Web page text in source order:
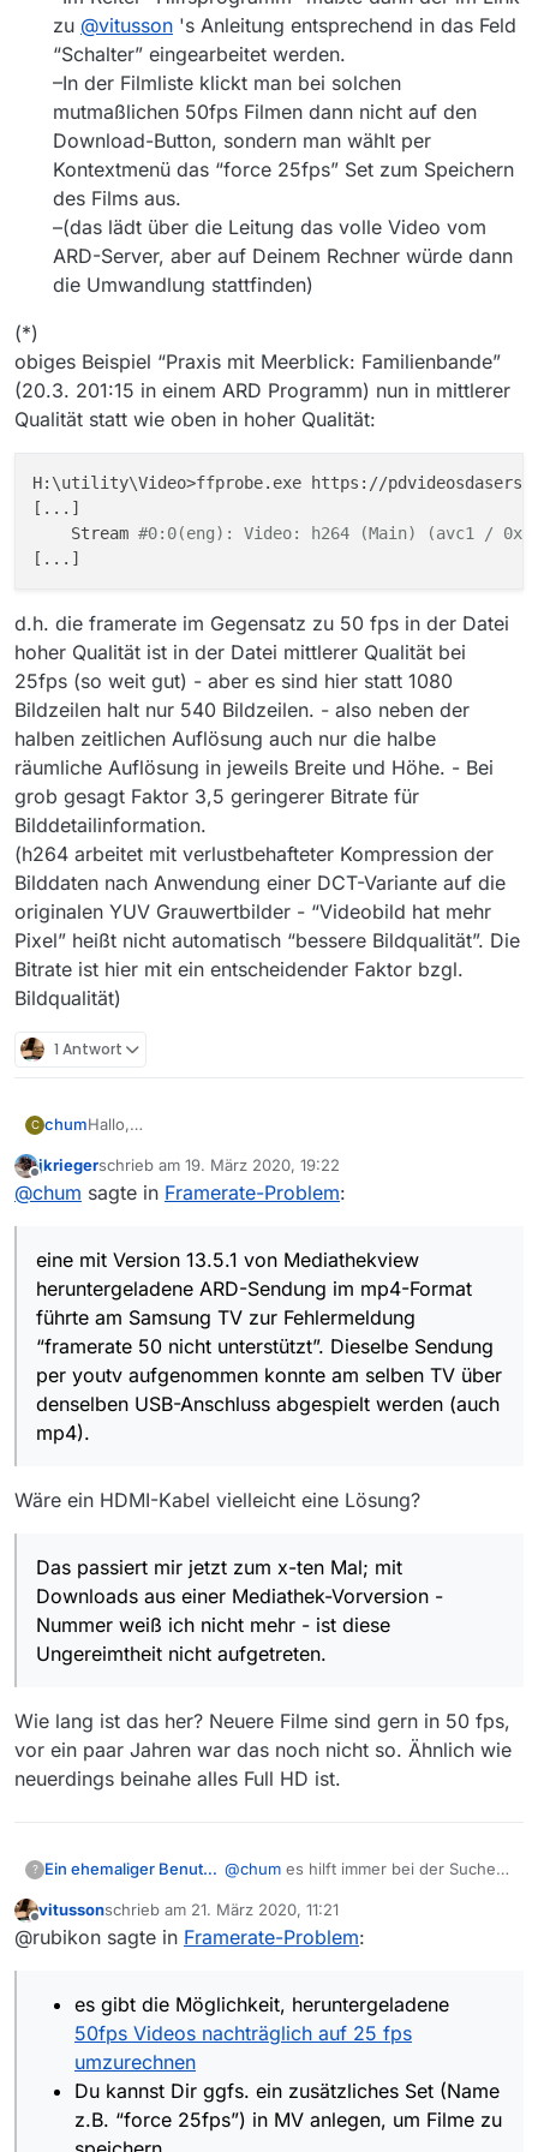
zu @vitusson 's Anleitung entsprechend in das Feld
“Schalter” eingearbeitet werden.
–In der Filmliste klickt man bei solchen
mutmaßlichen 50fps Filmen dann nicht auf den
Download-Button, sondern man wählt per
Kontextmenü das “force 25fps” Set zum Speichern
des Films aus.
–(das lädt über die Leitung das volle Video vom
ARD-Server, aber auf Deinem Rechner würde dann
die Umwandlung stattfinden)
(*)
obiges Beispiel “Praxis mit Meerblick: Familienbande”
(20.3. 201:15 in einem ARD Programm) nun in mittlerer
Qualität statt wie oben in hoher Qualität:
H:\utility\Video>ffprobe.exe https://pdvideosdaserste-
[...]
    Stream
#0:0(eng): Video: h264 (Main) (avc1 /
d.h. die framerate im Gegensatz zu 50 fps in der Datei
hoher Qualität ist in der Datei mittlerer Qualität bei
25fps (so weit gut) - aber es sind hier statt 1080
Bildzeilen halt nur 540 Bildzeilen. - also neben der
halben zeitlichen Auflösung auch nur die halbe
räumliche Auflösung in jeweils Breite und Höhe. - Bei
grob gesagt Faktor 3,5 geringerer Bitrate für
Bilddetailinformation.
(h264 arbeitet mit verlustbehafteter Kompression der
Bilddaten nach Anwendung einer DCT-Variante auf die
originalen YUV Grauwertbilder - “Videobild hat mehr
Pixel” heißt nicht automatisch “bessere Bildqualität”. Die
Bitrate ist hier mit ein entscheidender Faktor bzgl.
Bildqualität)
1 Antwort
C chumHallo,
heruntergeladene ARD-Sendung im mp4-Format führte
am Samsung TV zur Fehlermeldung “framerate 50 nicht
abgespielt werden (auch mp4). Das passiert mir jetzt
zum x-ten Mal; mit Downloads aus einer Mediathek-
Vorversion - Nummer weiß ich nicht mehr - ist diese
Ungereimtheit nicht aufgetreten. Wo liegt der Fehler,
und kann ich ihn beheben?
Danke für guten Rat!
Offline
jkriegerschrieb am 19. März 2020, 19:22
zuletzt editiert von
@chum sagte in Framerate-Problem:
eine mit Version 13.5.1 von Mediathekview
heruntergeladene ARD-Sendung im mp4-Format
führte am Samsung TV zur Fehlermeldung
“framerate 50 nicht unterstützt”. Dieselbe Sendung
per youtv aufgenommen konnte am selben TV über
denselben USB-Anschluss abgespielt werden (auch
mp4).
Wäre ein HDMI-Kabel vielleicht eine Lösung?
Das passiert mir jetzt zum x-ten Mal; mit
Downloads aus einer Mediathek-Vorversion -
Nummer weiß ich nicht mehr - ist diese
Ungereimtheit nicht aufgetreten.
Wie lang ist das her? Neuere Filme sind gern in 50 fps,
vor ein paar Jahren war das noch nicht so. Ähnlich wie
neuerdings beinahe alles Full HD ist.
? Ein ehemaliger Benutzer @chum es hilft immer bei der Suche
bekommen. Ohne Beispiele eine
allgemeine Antwort.
Ein erster Punkt ist die Frage, wieviele
Bilder pro Sekunde (Deutsch: frames
das z.B. mit dem Programmffprobe
gibt es imPaket zusammen mit
ffmpeg
um 20:15 aus der ARD genommen
H:\utility\Video>ffprobe https://
ffprobe version git-2019-10-13-
nochmal das Detail:Stream
fps, ...
Auf Deutsch: die ARD Mediathek
bietet dieses Video aus meinem
Offline
vitussonschrieb am 21. März 2020, 11:21
zuletzt editiert von
@rubikon sagte in Framerate-Problem:
es gibt die Möglichkeit, heruntergeladene
50fps Videos nachträglich auf 25 fps
umzurechnen
Du kannst Dir ggfs. ein zusätzliches Set (Name
z.B. “force 25fps”) in MV anlegen, um Filme zu